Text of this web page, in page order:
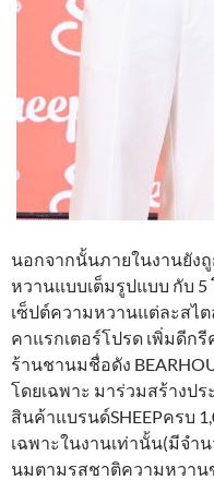
นอกจากนั้นภายในงานยัง
หวานแบบเต็มรูปแบบ กับ
เซ็ปต์ความหวานแต่ละสไ
คาแรกเตอร์โปรด เพิ่มดีก
ร้านชานมชื่อดัง
โดยเฉพาะ มาร่วมสร้าง
สินค้าแบรนด์SHEEPครบ
เฉพาะในงานเท่านั้น(มีจำ
นมตามรสชาติความหวาน